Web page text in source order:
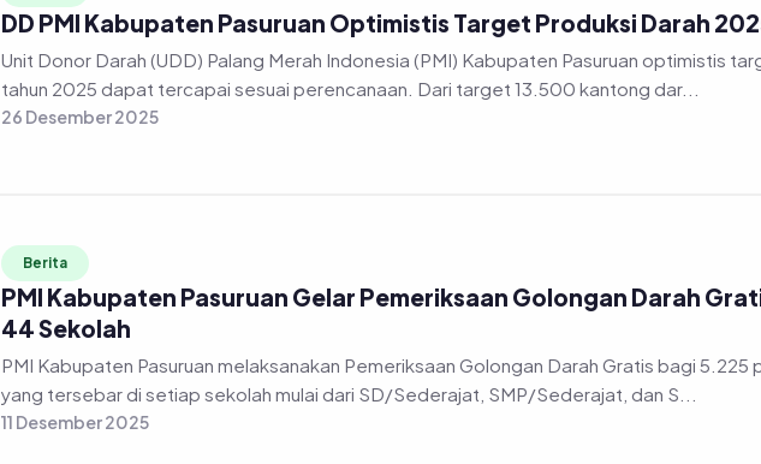
DD PMI Kabupaten Pasuruan Optimistis Target Produksi Darah
Unit Donor Darah (UDD) Palang Merah Indonesia (PMI) Kabupaten Pasuruan optimistis
tahun 2025 dapat tercapai sesuai perencanaan. Dari target 13.500 kantong dar...
26 Desember 2025
Berita
PMI Kabupaten Pasuruan Gelar Pemeriksaan Golongan Darah
44 Sekolah
PMI Kabupaten Pasuruan melaksanakan Pemeriksaan Golongan Darah Gratis bagi 5.225
yang tersebar di setiap sekolah mulai dari SD/Sederajat, SMP/Sederajat, dan S...
11 Desember 2025